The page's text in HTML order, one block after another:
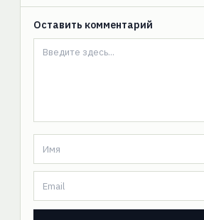
Оставить комментарий